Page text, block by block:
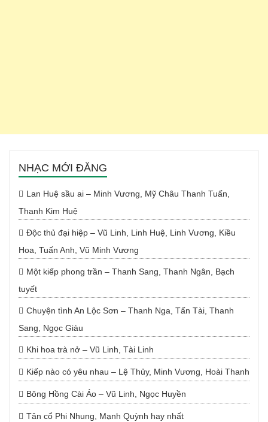
NHẠC MỚI ĐĂNG
Lan Huệ sầu ai – Minh Vương, Mỹ Châu Thanh Tuấn,
Thanh Kim Huệ
Độc thủ đại hiệp – Vũ Linh, Linh Huệ, Linh Vương, Kiều
Hoa, Tuấn Anh, Vũ Minh Vương
Một kiếp phong trần – Thanh Sang, Thanh Ngân, Bạch
tuyết
Chuyện tình An Lộc Sơn – Thanh Nga, Tấn Tài, Thanh
Sang, Ngọc Giàu
Khi hoa trà nở – Vũ Linh, Tài Linh
Kiếp nào có yêu nhau – Lệ Thủy, Minh Vương, Hoài Thanh
Bông Hồng Cài Áo – Vũ Linh, Ngọc Huyền
Tân cổ Phi Nhung, Mạnh Quỳnh hay nhất